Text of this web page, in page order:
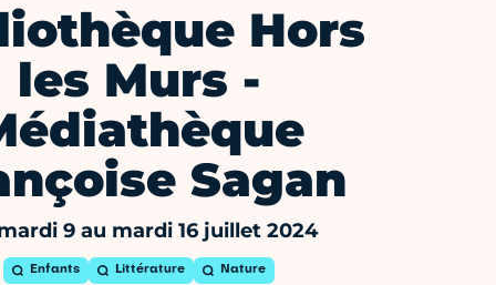
Hors
les Murs -
Sagan
9 au mardi 16 juillet 2024
Enfants Littérature Nature